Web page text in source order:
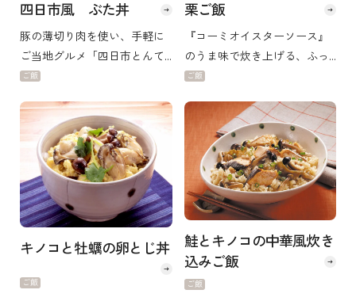
四日市風 ぶた丼
豚の薄切り肉を使い、手軽に
ご当地グルメ「四日市とんて
き」の味わいを楽しんでいた
ご飯
栗ご飯
『コーミオイスターソース』
のうま味で炊き上げる、ふっ
くらホクホクな栗ご飯です。
やおもてなしにもどうぞ。
ご飯
キノコと牡蠣の卵とじ丼
ご飯
鮭とキノコの中華風炊き
込みご飯
ご飯